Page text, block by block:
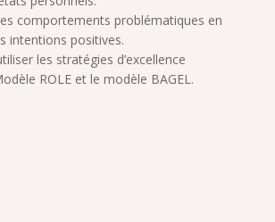
comportements problématiques en
intentions positives.
les stratégies d’excellence
ROLE et le modèle BAGEL.